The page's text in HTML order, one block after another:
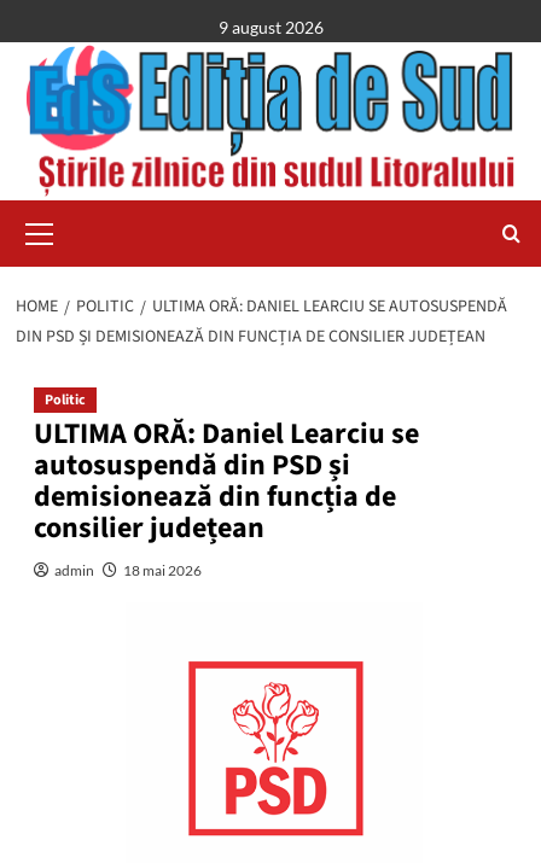
to
content
9 august 2026
Menu
HOME POLITIC
ULTIMA ORĂ: DANIEL LEARCIU SE AUTOSUSPENDĂ
DIN PSD ȘI DEMISIONEAZĂ DIN FUNCȚIA DE CONSILIER JUDEȚEAN
Politic
ULTIMA ORĂ: Daniel Learciu se
autosuspendă din PSD și
demisionează din funcția de
consilier județean
admin 18 mai 2026